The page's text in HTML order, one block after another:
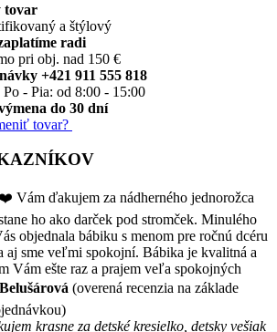
tovar
a štýlový
radi
pri obj. nad 150 €
+421 911 555 818
Po - Pia: od 8:00 - 15:00
do 30 dní
tovar?
Vám ďakujem za nádherného jednorožca
ho ako darček pod stromček. Minulého
objednala bábiku s menom pre ročnú dcéru
aj sme veľmi spokojní. Bábika je kvalitná a
Vám ešte raz a prajem veľa spokojných
Belušárová (overená recenzia na základe
krasne za detské kresielko, detsky vešiak